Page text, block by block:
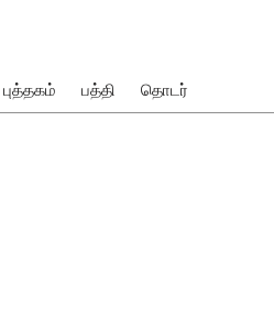
புத்தகம் பத்தி தொடர்